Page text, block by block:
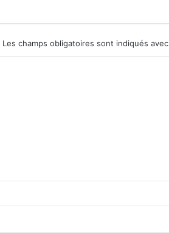
Les champs obligatoires sont indiqués avec